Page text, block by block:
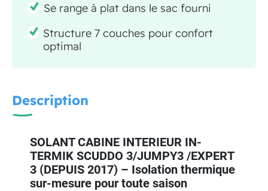
Se range à plat dans le sac fourni
Structure 7 couches pour confort
optimal
Description
SOLANT CABINE INTERIEUR IN-
TERMIK SCUDDO 3/JUMPY3 /EXPERT
3 (DEPUIS 2017) – Isolation thermique
sur-mesure pour toute saison